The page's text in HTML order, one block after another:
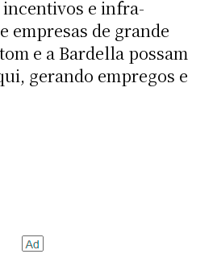
e infra-
empresas de grande
e a Bardella possam
gerando empregos e